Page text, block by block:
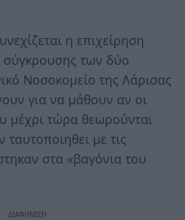
η επιχείρηση
σύγκρουσης των δύο
Νοσοκομείο της Λάρισας
για να μάθουν αν οι
μέχρι τώρα θεωρούνται
με τις
στα «βαγόνια του